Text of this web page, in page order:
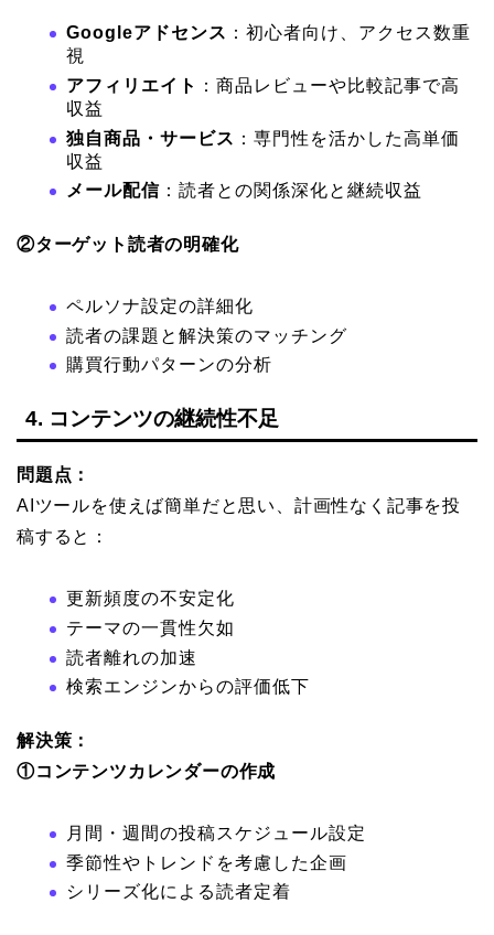
Googleアドセンス ：初心者向け、アクセス数重
視
アフィリエイト
：商品レビューや比較記事で高
収益
独自商品・サービス ：専門性を活かした高単価
収益
メール配信 ：読者との関係深化と継続収益
②ターゲット読者の明確化
ペルソナ設定の詳細化
読者の課題と解決策のマッチング
購買行動パターンの分析
4. コンテンツの継続性不足
問題点：
AIツールを使えば簡単だと思い、計画性なく記事を投
稿すると：
更新頻度の不安定化
テーマの一貫性欠如
読者離れの加速
検索エンジンからの評価低下
解決策：
①コンテンツカレンダーの作成
月間・週間の投稿スケジュール設定
季節性やトレンドを考慮した企画
シリーズ化による読者定着